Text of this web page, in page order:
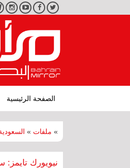
تويتر فيسبوكيوتيوب
الصفحة الرئيسية
» ملفات » السعودية 2030: العملاق
نيويورك تايمز: